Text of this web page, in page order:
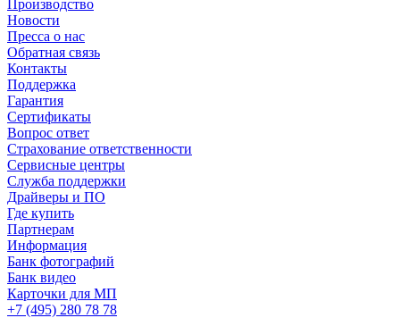
Производство
Новости
Пресса о нас
Обратная связь
Контакты
Поддержка
Гарантия
Сертификаты
Вопрос ответ
Страхование ответственности
Сервисные центры
Служба поддержки
Драйверы и ПО
Где купить
Партнерам
Информация
Банк фотографий
Банк видео
Карточки для МП
+7 (495) 280 78 78